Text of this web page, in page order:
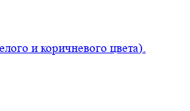
и коричневого цвета).